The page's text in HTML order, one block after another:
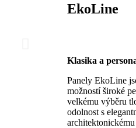
EkoLine
Klasika a
Panely EkoLine
možností široké
velkému výběru
odolnost s